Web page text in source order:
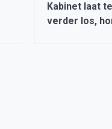
Kabinet laat
verder los,